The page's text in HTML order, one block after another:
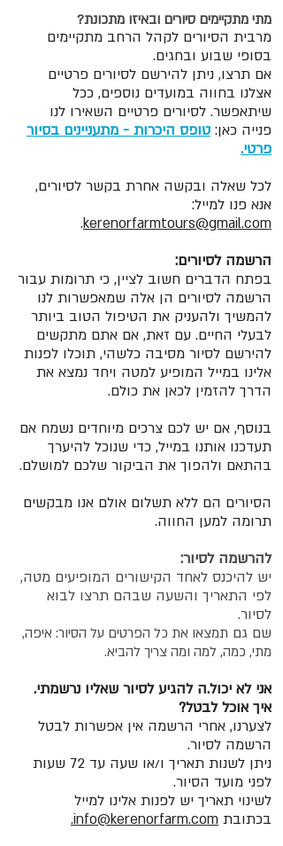
מתי מתקיימים סיורים ובאיזו מתכונת?
מרבית הסיורים לקהל הרחב מתקיימים
בסופי שבוע ובחגים.
אם תרצו, ניתן להירשם לסיורים פרטיים
אצלנו בחווה במועדים נוספים, ככל
שיתאפשר. לסיורים פרטיים השאירו לנו
פנייה כאן: טופס היכרות - מתעניינים בסיור
פרטי.
לכל שאלה ובקשה אחרת בקשר לסיורים,
אנא פנו למייל:
kerenorfarmtours@gmail.com
.
הרשמה לסיורים:
בפתח הדברים חשוב לציין, כי תרומות עבור
הרשמה לסיורים הן אלה שמאפשרות לנו
להמשיך ולהעניק את הטיפול הטוב ביותר
לבעלי החיים. עם זאת, אם אתם מתקשים
להירשם לסיור מסיבה כלשהי, תוכלו לפנות
אלינו במייל המופיע למטה ויחד נמצא את
הדרך להזמין לכאן את כולם.
בנוסף, אם יש לכם צרכים מיוחדים נשמח אם
תעדכנו אותנו במייל, כדי שנוכל להיערך
בהתאם ולהפוך את הביקור שלכם למושלם.
הסיורים הם ללא תשלום אולם אנו מבקשים
תרומה למען החווה.
להרשמה לסיור:
יש להיכנס לאחד הקישורים המופיעים מטה,
לפי התאריך והשעה שבהם תרצו לבוא
לסיור.
שם גם תמצאו את כל הפרטים על הסיור: איפה,
מתי, כמה, למה ומה צריך להביא.
אני לא יכול.ה להגיע לסיור שאליו נרשמתי.
איך אוכל לבטל?
לצערנו, אחרי הרשמה אין אפשרות לבטל
הרשמה לסיור.
ניתן לשנות תאריך ו/או שעה עד 72 שעות
לפני מועד הסיור.
לשינוי תאריך יש לפנות אלינו למייל
בכתובת info@kerenorfarm.com.